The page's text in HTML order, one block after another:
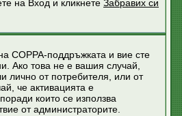
на Вход и кликнете Забравих си
COPPA-поддръжката и вие сте
Ако това не е вашия случай,
лично от потребителя, или от
че активацията е
които се използва
от администраторите.